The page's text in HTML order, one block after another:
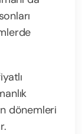
dönemleri